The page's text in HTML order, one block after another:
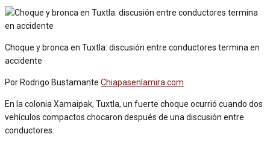
Choque y bronca en Tuxtla: discusión entre conductores termina en
accidente
Por Rodrigo Bustamante Chiapasenlamira.com
En la colonia Xamaipak, Tuxtla, un fuerte choque ocurrió cuando dos
vehículos compactos chocaron después de una discusión entre
conductores.